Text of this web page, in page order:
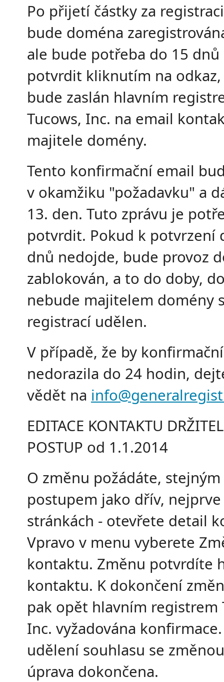
Po přijetí částky za
bude doména
ale bude potřeba do 15
potvrdit kliknutím na
bude zaslán hlavním
Tucows, Inc. na email
majitele domény.
Tento konfirmační email
v okamžiku "požadavku" a
13. den. Tuto zprávu je
potvrdit. Pokud k potvrzení
dnů nedojde, bude provoz
zablokován, a to do doby,
nebude majitelem domény
registrací udělen.
V případě, že by
nedorazila do 24 hodin,
vědět na
EDITACE KONTAKTU
POSTUP od 1.1.2014
O změnu požádáte, stejným
postupem jako dřív,
stránkách - otevřete detail
Vpravo v menu vyberete
kontaktu. Změnu potvrdíte
kontaktu. K dokončení
pak opět hlavním registrem
Inc. vyžadována
udělení souhlasu se
úprava dokončena.